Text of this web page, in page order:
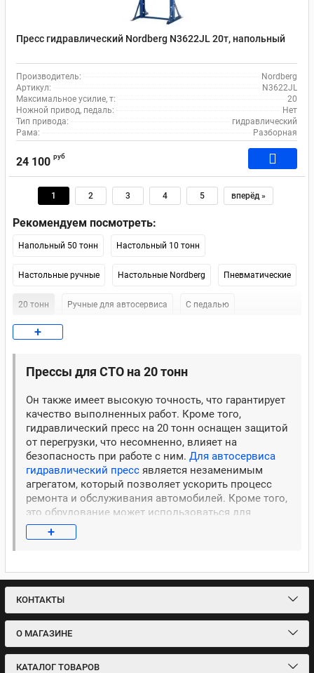
Пресс гидравлический Nordberg N3622JL 20т, напольный
Производитель:
Nordberg
Артикул:
N3622JL
Максимальное усилие, т:
20
Ножной привод, педаль:
Нет
Тип привода:
гидравлический
Рама:
Разборная
24 100 руб
1 2 3 4 5 вперёд »
Рекомендуем посмотреть:
Напольный 50 тонн Настольный 10 тонн
Настольные ручные Настольные Nordberg Пневматические
20 тонн Ручные для автосервиса С педалью
Ножной 20 тонн
KraftWell 20 тонн
Станкоимпорт 20 тонн Для гаража 20 тонн KraftWell 30 тонн
Mega 30 тонн 40 тонн 50 тонн 60 тонн 75 тонн
+
Прессы для СТО на 20 тонн
Он также имеет высокую точность, что гарантирует
качество выполненных работ. Кроме того,
гидравлический пресс на 20 тонн оснащен защитой
от перегрузки, что несомненно, влияет на
безопасность при работе с ним. Для автосервиса
гидравлический пресс является незаменимым
агрегатом, который позволяет ускорить процесс
ремонта и обслуживания автомобилей. Кроме того,
это обрудование может использоваться для
производства различных деталей и узлов, что
делает его универсальным оборудованием для
это надежное оборудование, которое поможет вам
увеличить производительность вашего
автосервиса и повысить качество выполняемых
работ.
+
КОНТАКТЫ
О МАГАЗИНЕ
КАТАЛОГ ТОВАРОВ